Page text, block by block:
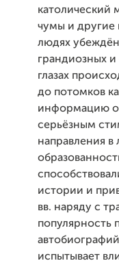
католический
чумы и другие
людях
грандиозных
глазах
до потомков
информацию о
серьёзным
направления в
истории и
вв. наряду с
популярность
испытывает